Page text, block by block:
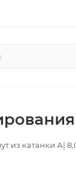
из катанки А|